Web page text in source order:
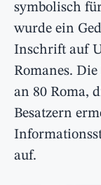
symbolisch
wurde ein
Inschrift auf
Romanes.
an 80 Roma,
Besatzern
auf.